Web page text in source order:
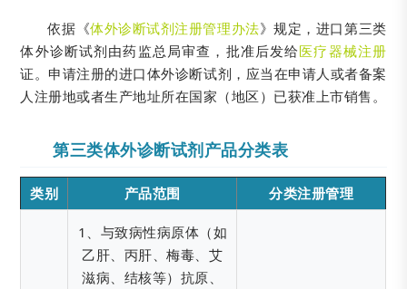
依据《体外诊断试剂注册管理办法》规定，进口第三类
体外诊断试剂由药监总局审查，批准后发给医疗器械注册
证。申请注册的进口体外诊断试剂，应当在申请人或者备案
人注册地或者生产地址所在国家（地区）已获准上市销售。
第三类体外诊断试剂产品分类表
类别 产品范围 分类注册管理
1、与致病性病原体（如
乙肝、丙肝、梅毒、艾
滋病、结核等）抗原、